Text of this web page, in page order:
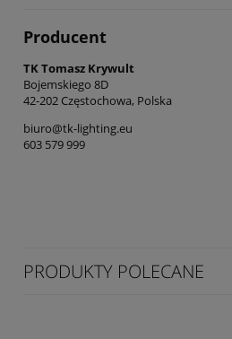
Producent
TK Tomasz Krywult
Bojemskiego 8D
42-202 Częstochowa, Polska
biuro@tk-lighting.eu
603 579 999
PRODUKTY POLECANE